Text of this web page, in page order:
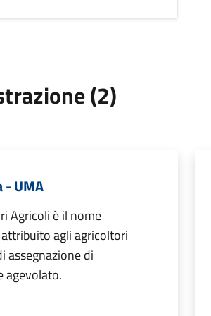
(2)
- UMA
Agricoli è il nome
agli agricoltori
assegnazione di
agevolato.